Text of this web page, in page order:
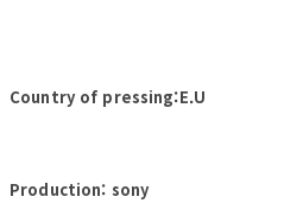
Country of pressing:E.U
Production: sony